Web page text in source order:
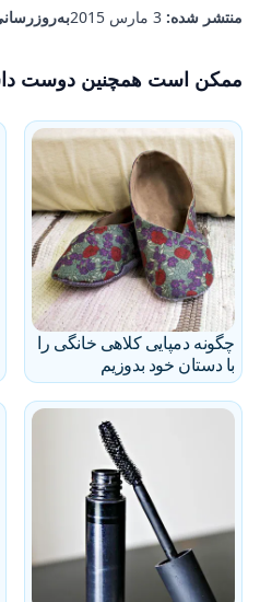
منتشر شده: 3 مارس 2015
ممکن است همچنین دوست
چگونه دمپایی کلاهی خانگی را
با دستان خود بدوزیم